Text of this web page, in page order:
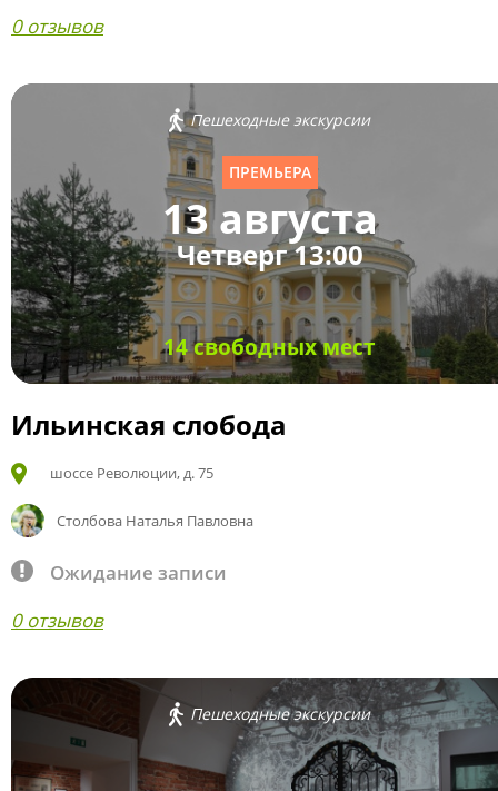
0 отзывов
Пешеходные экскурсии
ПРЕМЬЕРА
13 августа
Четверг 13:00
14 свободных мест
Ильинская слобода
шоссе Революции, д. 75
Столбова Наталья Павловна
Ожидание записи
0 отзывов
Пешеходные экскурсии